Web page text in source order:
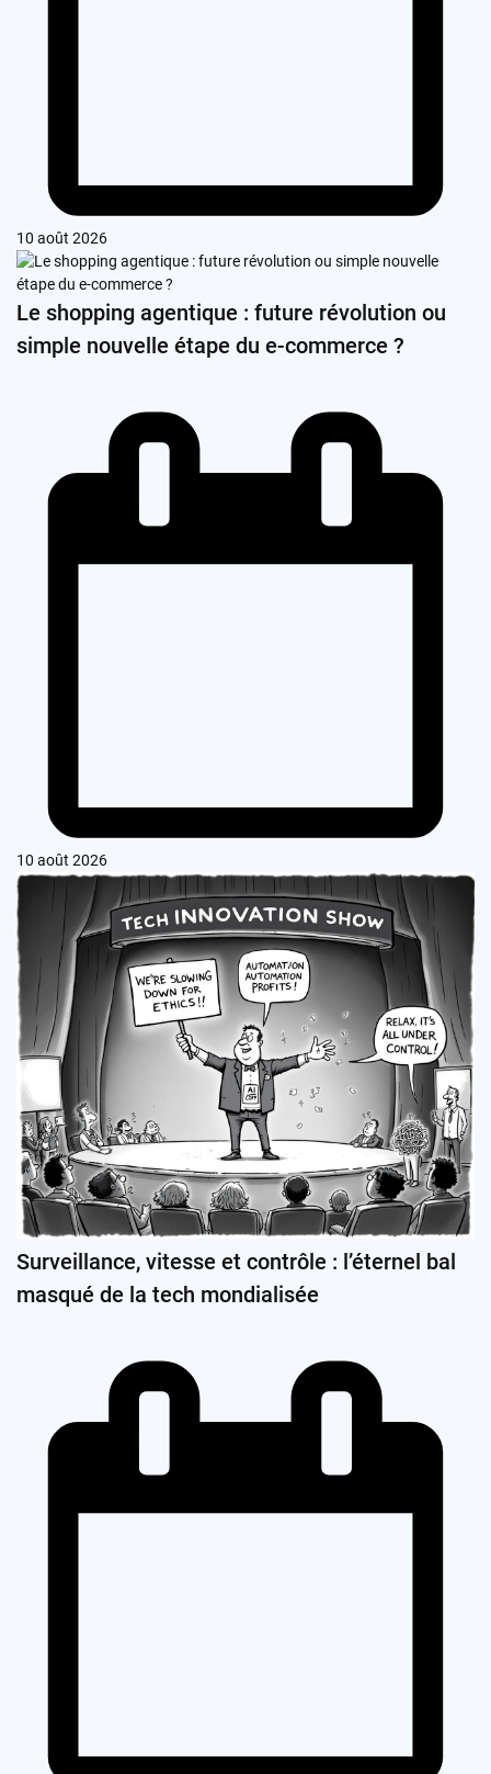
10 août 2026
Le shopping agentique : future révolution ou
simple nouvelle étape du e-commerce ?
10 août 2026
Surveillance, vitesse et contrôle : l’éternel bal
masqué de la tech mondialisée